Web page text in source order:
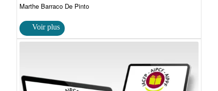
Marthe Barraco De Pinto